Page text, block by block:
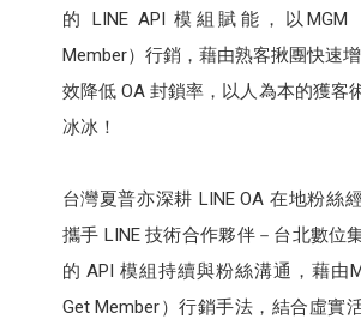
的 LINE API 模組賦能，以MGM
Member）行銷，藉由熟客揪團快速
效降低 OA 封鎖率，以人為本的獲客
冰冰！
台灣夏普亦深耕 LINE OA 在地粉絲
攜手 LINE 技術合作夥伴－台北數位
的 API 模組持續與粉絲溝通，藉由
Get Member）行銷手法，結合虛實